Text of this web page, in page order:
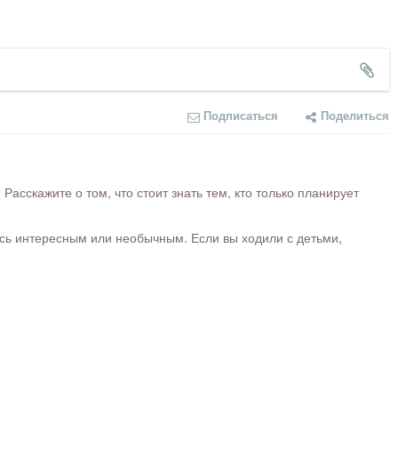
Подписаться Поделиться
о том, что стоит знать тем, кто только планирует
интересным или необычным. Если вы ходили с детьми,